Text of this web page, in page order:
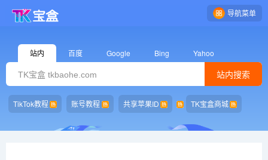
导航菜单
站内 百度 Google Bing Yahoo
站内搜索
TikTok教程 账号教程 共享苹果ID TK宝盒商城